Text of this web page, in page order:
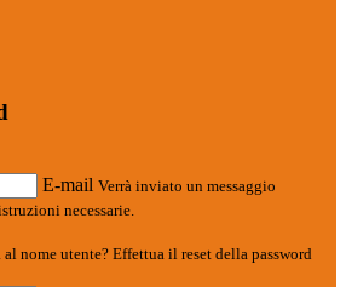
E-mail Verrà inviato un messaggio
necessarie.
nome utente? Effettua il reset della password